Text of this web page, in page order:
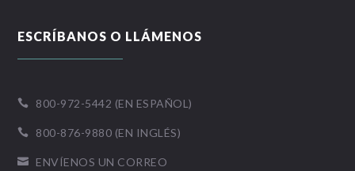
ESCRÍBANOS O LLÁMENOS
 800-972-5442 (EN ESPAÑOL)
 800-876-9880 (EN INGLÉS)
 ENVÍENOS UN CORREO